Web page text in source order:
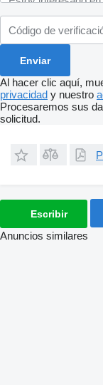
Al hacer clic aquí,
privacidad y nuestro
Procesaremos sus
solicitud.
Escribir
Anuncios similares